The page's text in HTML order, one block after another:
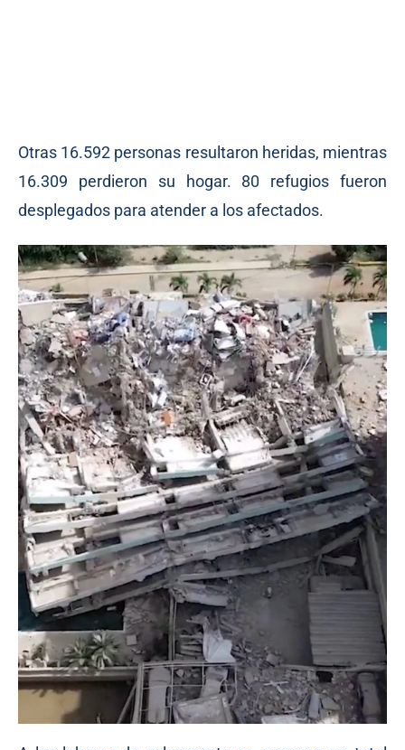
Otras 16.592 personas resultaron heridas, mientras
16.309 perdieron su hogar. 80 refugios fueron
desplegados para atender a los afectados.